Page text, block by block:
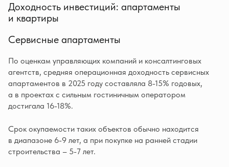
Доходность инвестиций: апартаменты
и квартиры
Сервисные апартаменты
По оценкам управляющих компаний и консалтинговых
агентств, средняя операционная доходность сервисных
апартаментов в 2025 году составляла 8-15% годовых,
а в проектах с сильным гостиничным оператором
достигала 16-18%.
Срок окупаемости таких объектов обычно находится
в диапазоне 6-9 лет, а при покупке на ранней стадии
строительства – 5-7 лет.